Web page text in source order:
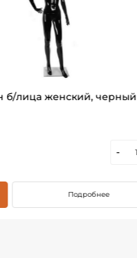
б/лица женский, черный
-
Подробнее